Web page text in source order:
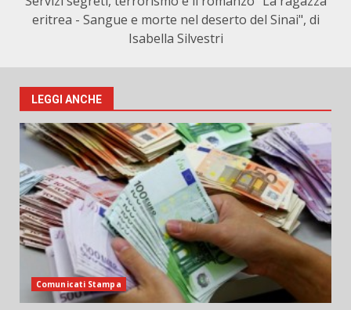
eritrea - Sangue e morte nel deserto del Sinai", di
Isabella Silvestri
LEGGI ANCHE
Comunicati Stampa